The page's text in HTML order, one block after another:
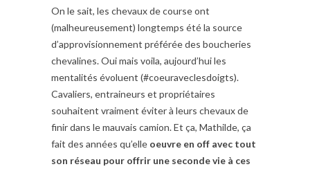
On le sait, les chevaux de course ont
(malheureusement) longtemps été la source
d’approvisionnement préférée des boucheries
chevalines. Oui mais voila, aujourd’hui les
mentalités évoluent (#coeuraveclesdoigts).
Cavaliers, entraineurs et propriétaires
souhaitent vraiment éviter à leurs chevaux de
finir dans le mauvais camion. Et ça, Mathilde, ça
fait des années qu’elle oeuvre en off avec tout
son réseau pour offrir une seconde vie à ces